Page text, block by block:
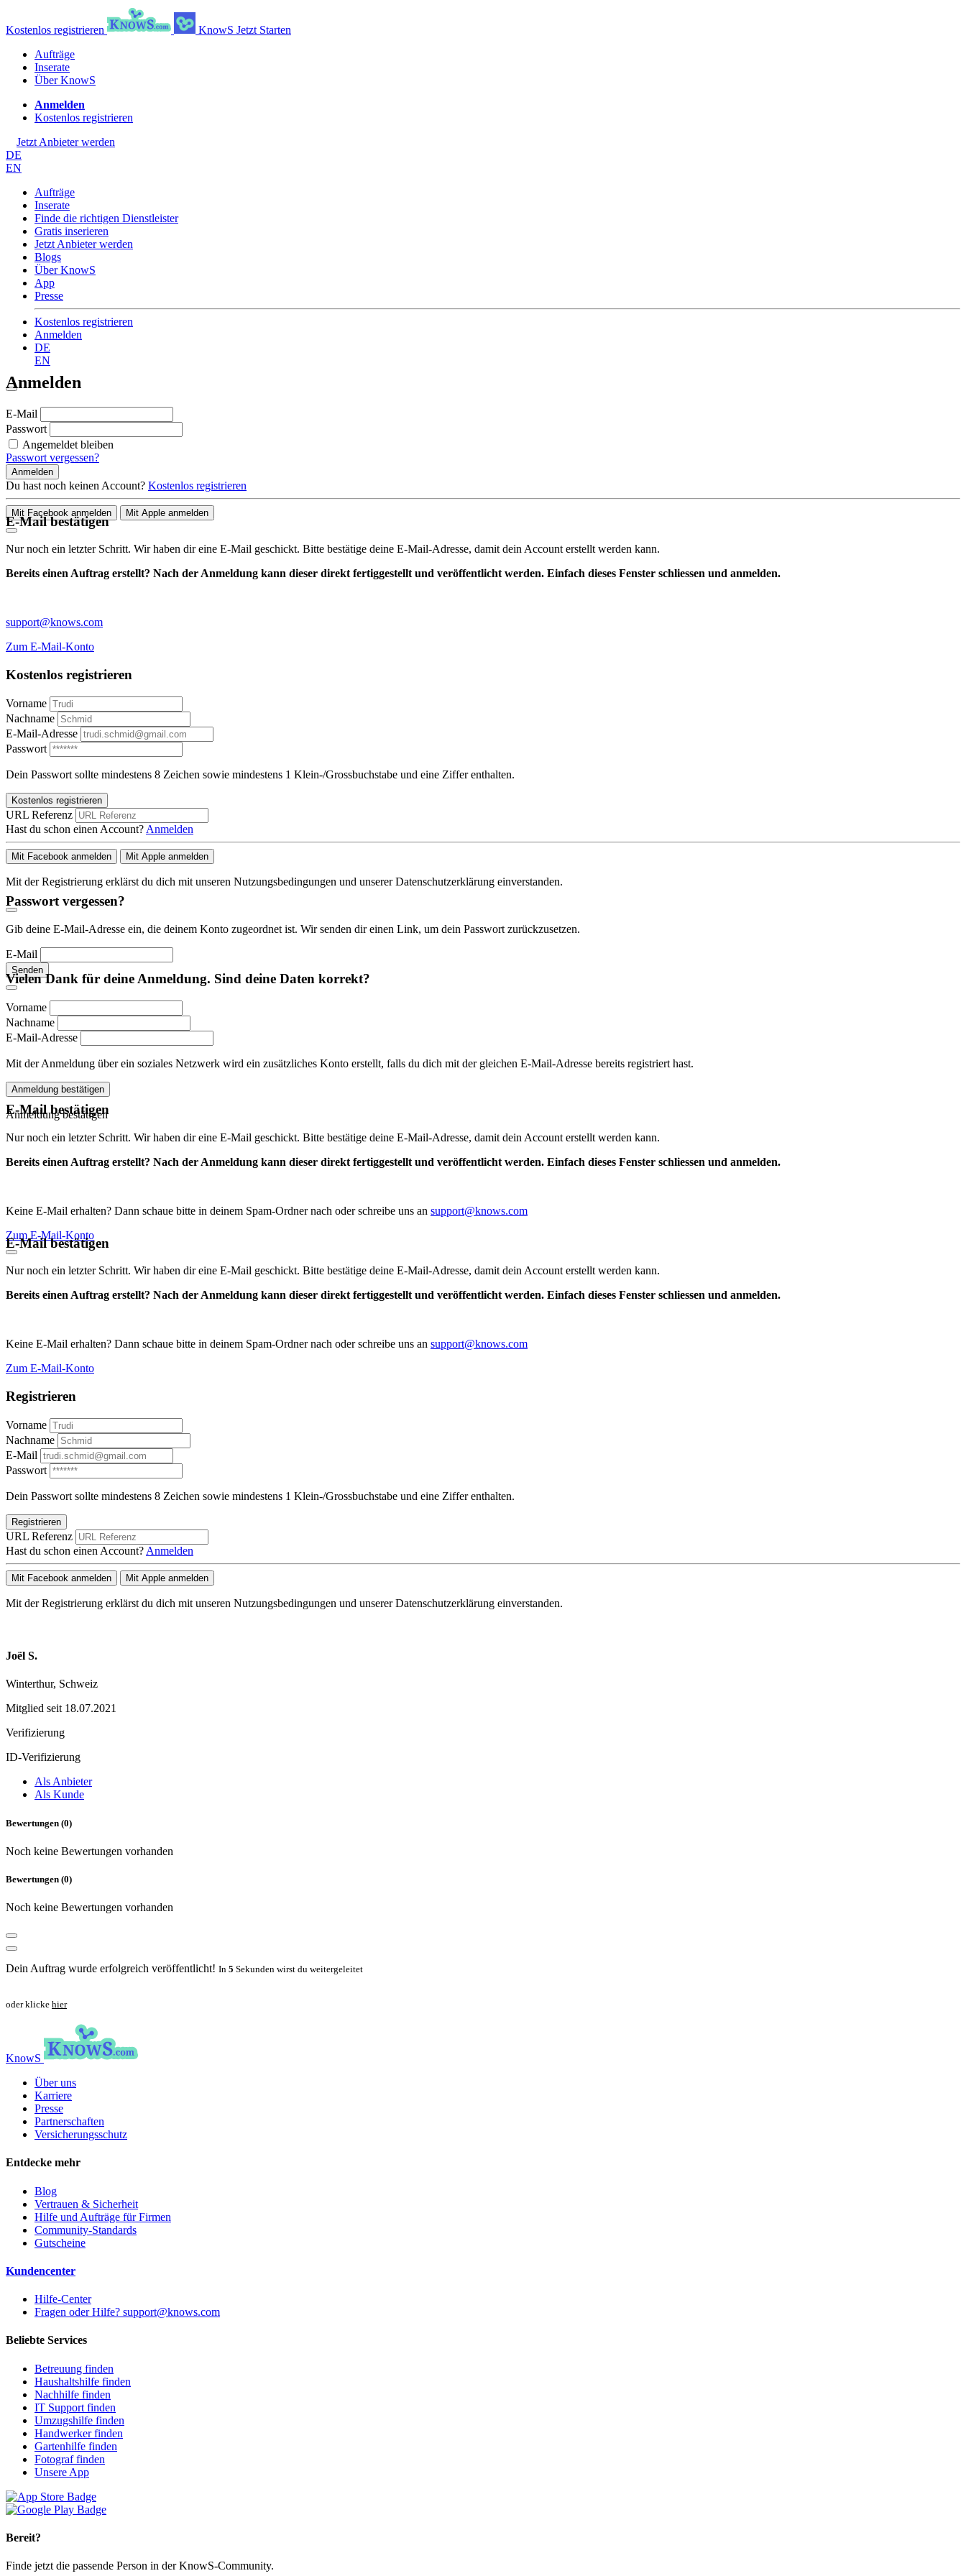
Kostenlos registrieren KnowS Jetzt Starten
Aufträge
Inserate
Über KnowS
Anmelden
Kostenlos registrieren
Jetzt Anbieter werden
DE
EN
Aufträge
Inserate
Finde die richtigen Dienstleister
Gratis inserieren
Jetzt Anbieter werden
Blogs
Über KnowS
App
Presse
Kostenlos registrieren
Anmelden
DE
EN
Anmelden
E-Mail
Passwort
Angemeldet bleiben
Passwort vergessen?
Anmelden
Du hast noch keinen Account? Kostenlos registrieren
Mit Facebook anmelden Mit Apple anmelden
E-Mail bestätigen
Nur noch ein letzter Schritt. Wir haben dir eine E-Mail geschickt. Bitte bestätige deine E-Mail-Adresse, damit dein Account erstellt werden kann.
Bereits einen Auftrag erstellt? Nach der Anmeldung kann dieser direkt fertiggestellt und veröffentlicht werden. Einfach dieses Fenster schliessen und anmelden.
support@knows.com
Zum E-Mail-Konto
Kostenlos registrieren
Vorname
Nachname
E-Mail-Adresse
Passwort
Dein Passwort sollte mindestens 8 Zeichen sowie mindestens 1 Klein-/Grossbuchstabe und eine Ziffer enthalten.
Kostenlos registrieren
URL Referenz
Hast du schon einen Account? Anmelden
Mit Facebook anmelden Mit Apple anmelden
Mit der Registrierung erklärst du dich mit unseren Nutzungsbedingungen und unserer Datenschutzerklärung einverstanden.
Passwort vergessen?
Gib deine E-Mail-Adresse ein, die deinem Konto zugeordnet ist. Wir senden dir einen Link, um dein Passwort zurückzusetzen.
E-Mail
Senden
Vielen Dank für deine Anmeldung. Sind deine Daten korrekt?
Vorname
Nachname
E-Mail-Adresse
Mit der Anmeldung über ein soziales Netzwerk wird ein zusätzliches Konto erstellt, falls du dich mit der gleichen E-Mail-Adresse bereits registriert hast.
Anmeldung bestätigen
Anmeldung bestätigen
E-Mail bestätigen
Nur noch ein letzter Schritt. Wir haben dir eine E-Mail geschickt. Bitte bestätige deine E-Mail-Adresse, damit dein Account erstellt werden kann.
Bereits einen Auftrag erstellt? Nach der Anmeldung kann dieser direkt fertiggestellt und veröffentlicht werden. Einfach dieses Fenster schliessen und anmelden.
Keine E-Mail erhalten? Dann schaue bitte in deinem Spam-Ordner nach oder schreibe uns an support@knows.com
Zum E-Mail-Konto
E-Mail bestätigen
Nur noch ein letzter Schritt. Wir haben dir eine E-Mail geschickt. Bitte bestätige deine E-Mail-Adresse, damit dein Account erstellt werden kann.
Bereits einen Auftrag erstellt? Nach der Anmeldung kann dieser direkt fertiggestellt und veröffentlicht werden. Einfach dieses Fenster schliessen und anmelden.
Keine E-Mail erhalten? Dann schaue bitte in deinem Spam-Ordner nach oder schreibe uns an support@knows.com
Zum E-Mail-Konto
Registrieren
Vorname
Nachname
E-Mail
Passwort
Dein Passwort sollte mindestens 8 Zeichen sowie mindestens 1 Klein-/Grossbuchstabe und eine Ziffer enthalten.
Registrieren
URL Referenz
Hast du schon einen Account? Anmelden
Mit Facebook anmelden Mit Apple anmelden
Mit der Registrierung erklärst du dich mit unseren Nutzungsbedingungen und unserer Datenschutzerklärung einverstanden.
Joël S.
Winterthur, Schweiz
Mitglied seit 18.07.2021
Verifizierung
ID-Verifizierung
Als Anbieter
Als Kunde
Bewertungen (0)
Noch keine Bewertungen vorhanden
Bewertungen (0)
Noch keine Bewertungen vorhanden
Dein Auftrag wurde erfolgreich veröffentlicht! In 5 Sekunden wirst du weitergeleitet
oder klicke hier
KnowS
Über uns
Karriere
Presse
Partnerschaften
Versicherungsschutz
Entdecke mehr
Blog
Vertrauen & Sicherheit
Hilfe und Aufträge für Firmen
Community-Standards
Gutscheine
Kundencenter
Hilfe-Center
Fragen oder Hilfe? support@knows.com
Beliebte Services
Betreuung finden
Haushaltshilfe finden
Nachhilfe finden
IT Support finden
Umzugshilfe finden
Handwerker finden
Gartenhilfe finden
Fotograf finden
Unsere App
Bereit?
Finde jetzt die passende Person in der KnowS-Community.